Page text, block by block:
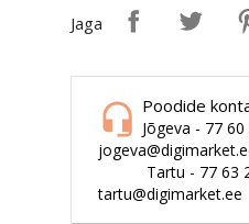
Jaga
Poodide
Jõgeva - 77
Tartu - 77 63
tartu@digimarket.ee